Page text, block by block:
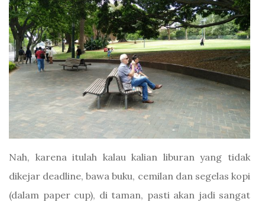
Nah, karena itulah kalau kalian liburan yang tidak
dikejar deadline, bawa buku, cemilan dan segelas kopi
(dalam paper cup), di taman, pasti akan jadi sangat